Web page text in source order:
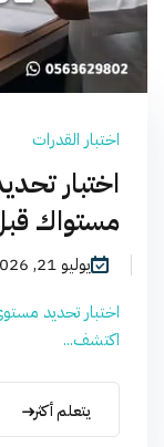
اختبار القدرات
اختبار
مستواك قبل
يوليو 21, 2026
اختبار تحديد
اكتشف...
يتعلم أكثر